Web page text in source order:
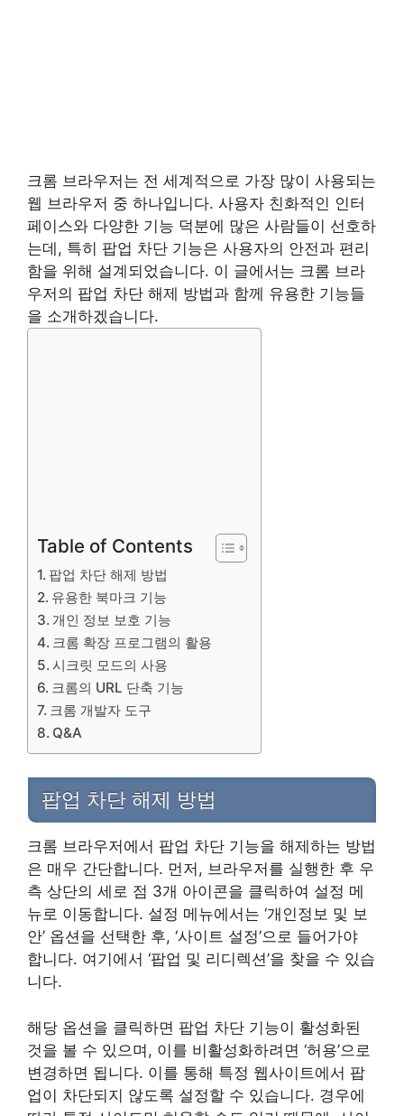
크롬 브라우저는 전 세계적으로 가장 많이 사용되는
웹 브라우저 중 하나입니다. 사용자 친화적인 인터
페이스와 다양한 기능 덕분에 많은 사람들이 선호하
는데, 특히 팝업 차단 기능은 사용자의 안전과 편리
함을 위해 설계되었습니다. 이 글에서는 크롬 브라
우저의 팝업 차단 해제 방법과 함께 유용한 기능들
을 소개하겠습니다.
Table of Contents
팝업 차단 해제 방법
유용한 북마크 기능
개인 정보 보호 기능
크롬 확장 프로그램의 활용
시크릿 모드의 사용
크롬의 URL 단축 기능
크롬 개발자 도구
Q&A
팝업 차단 해제 방법
크롬 브라우저에서 팝업 차단 기능을 해제하는 방법
은 매우 간단합니다. 먼저, 브라우저를 실행한 후 우
측 상단의 세로 점 3개 아이콘을 클릭하여 설정 메
뉴로 이동합니다. 설정 메뉴에서는 ‘개인정보 및 보
안’ 옵션을 선택한 후, ‘사이트 설정’으로 들어가야
합니다. 여기에서 ‘팝업 및 리디렉션’을 찾을 수 있습
니다.
해당 옵션을 클릭하면 팝업 차단 기능이 활성화된
것을 볼 수 있으며, 이를 비활성화하려면 ‘허용’으로
변경하면 됩니다. 이를 통해 특정 웹사이트에서 팝
업이 차단되지 않도록 설정할 수 있습니다. 경우에